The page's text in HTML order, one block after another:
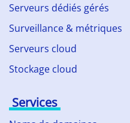
Serveurs dédiés gérés
Surveillance & métriques
Serveurs cloud
Stockage cloud
Services